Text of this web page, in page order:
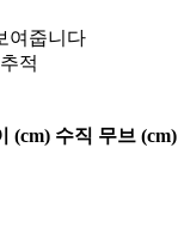
여줍니다
적
(cm) 수직 무브 (cm)